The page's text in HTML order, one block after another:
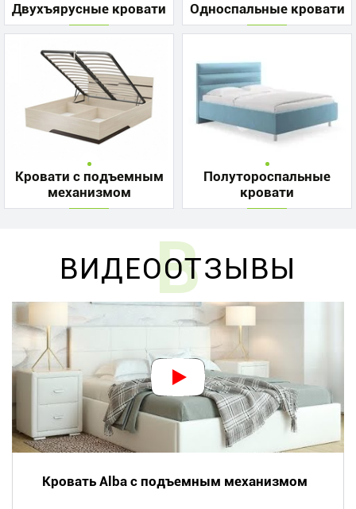
Двухъярусные кровати Односпальные кровати
Кровати с подъемным
механизмом
Полутороспальные
кровати
В
ВИДЕООТЗЫВЫ
Кровать Alba с подъемным механизмом